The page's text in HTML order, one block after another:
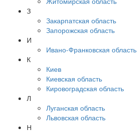
З
Закарпатская область
Запорожская область
И
Ивано-Франковская область
К
Киев
Киевская область
Кировоградская область
Л
Луганская область
Львовская область
Н